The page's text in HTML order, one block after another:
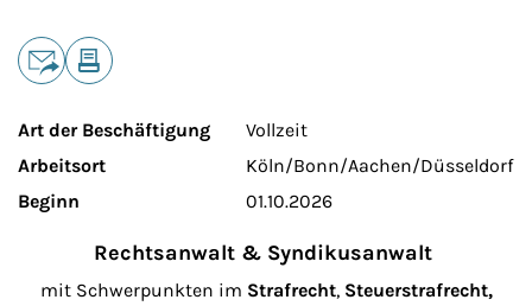
Teilen
Art der Beschäftigung
Vollzeit
Arbeitsort
Köln/Bonn/Aachen/Düsseldorf
Beginn
01.10.2026
Rechtsanwalt & Syndikusanwalt
mit Schwerpunkten im Strafrecht, Steuerstrafrecht,